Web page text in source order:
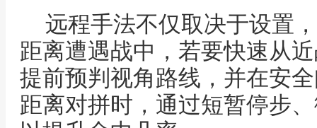
远程手法不仅取决于设置
距离遭遇战中，若要快速从
提前预判视角路线，并在安
距离对拼时，通过短暂停步